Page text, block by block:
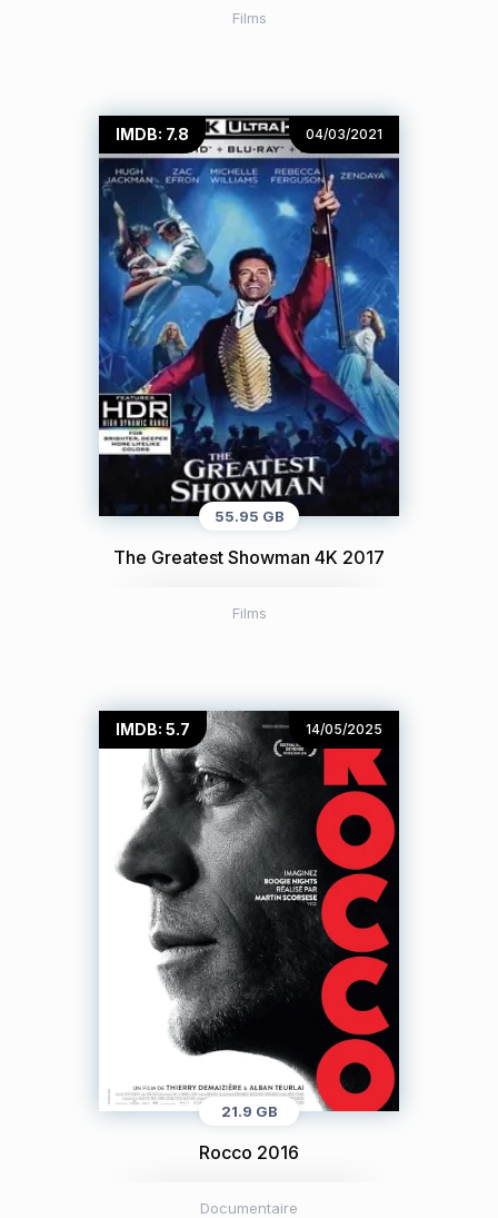
Films
IMDB: 7.8 04/03/2021
55.95 GB
The Greatest Showman 4K 2017
Films
IMDB: 5.7 14/05/2025
21.9 GB
Rocco 2016
Documentaire